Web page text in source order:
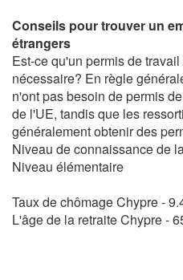
Conseils pour trouver un
étrangers
Est-ce qu'un permis de
nécessaire? En règle
n'ont pas besoin de permis
de l'UE, tandis que les
généralement obtenir des
Niveau de connaissance de
Niveau élémentaire
Taux de chômage Chypre -
L'âge de la retraite Chypre -